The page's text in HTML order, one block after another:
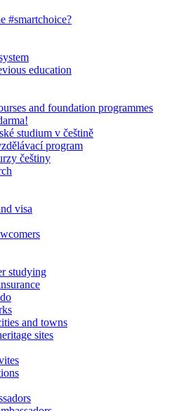
#smartchoice?
education
and foundation programmes
studium v češtině
program
češtiny
visa
studying
and towns
sites